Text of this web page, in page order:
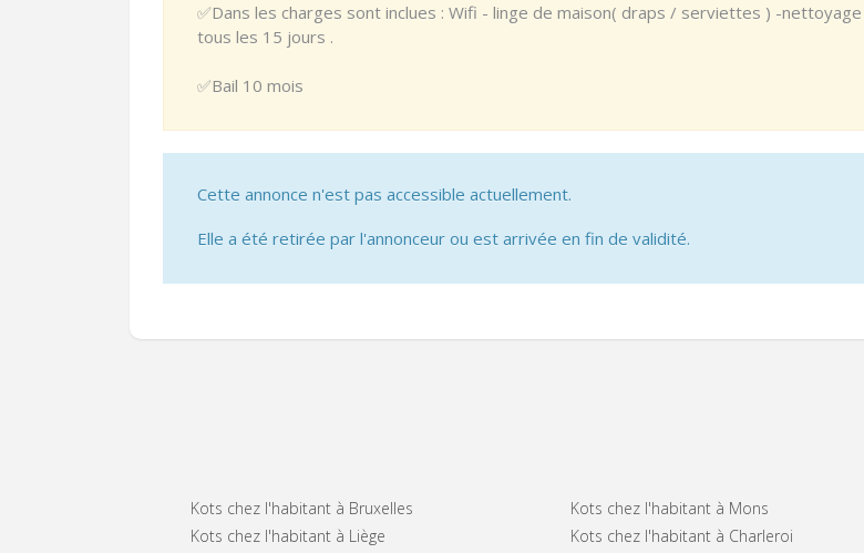
✅Dans les charges sont inclues : Wifi - linge de maison( draps / serviettes ) -nettoyage
tous les 15 jours .
✅Bail 10 mois
Cette annonce n'est pas accessible actuellement.
Elle a été retirée par l'annonceur ou est arrivée en fin de validité.
Kots chez l'habitant à Bruxelles
Kots chez l'habitant à Liège
Kots chez l'habitant à Mons
Kots chez l'habitant à Charleroi